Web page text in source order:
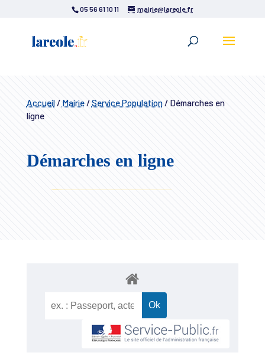
05 56 61 10 11 mairie@lareole.fr
Accueil/ Mairie/Service Population/Démarches en
ligne
Démarches en ligne